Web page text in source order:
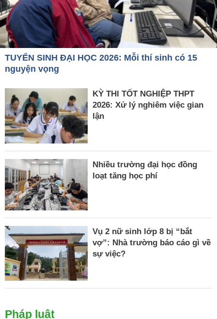
TUYỂN SINH ĐẠI HỌC 2026: Mỗi thí sinh có 15
nguyện vọng
KỲ THI TỐT NGHIỆP THPT
2026: Xử lý nghiêm việc gian
lận
Nhiều trường đại học đồng
loạt tăng học phí
Vụ 2 nữ sinh lớp 8 bị “bắt
vợ”: Nhà trường báo cáo gì về
sự việc?
Pháp luật